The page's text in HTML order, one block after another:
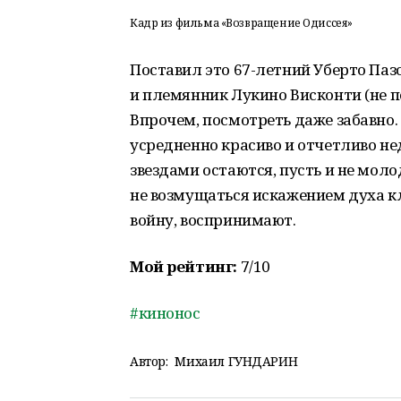
Кадр из фильма «Возвращение Одиссея»
Поставил это 67-летний Уберто
и племянник Лукино Висконти (не
Впрочем, посмотреть даже
усредненно красиво и отчетливо
звездами остаются, пусть и не
не возмущаться искажением духа
войну, воспринимают.
Мой рейтинг: 7/10
#кинонос
Автор: Михаил ГУНДАРИН